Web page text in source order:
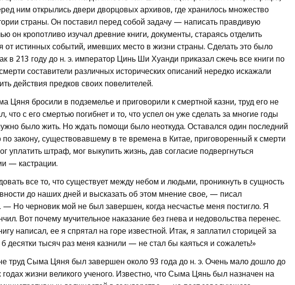
ним открылись двери дворцовых архивов, где хранилось множество
страны. Он поставил перед собой задачу — написать правдивую
он кропотливо изучал древние книги, документы, стараясь отделить
истинных событий, имевших место в жизни страны. Сделать это было
в 213 году до н. э. император Цинь Ши Хуанди приказал сжечь все книги по
составители различных исторических описаний нередко искажали
действия предков своих повелителей.
Цяня бросили в подземелье и приговорили к смертной казни, труд его не
с его смертью погибнет и то, что успел он уже сделать за многие годы
было жить. Но ждать помощи было неоткуда. Оставался один последний
закону, существовавшему в те времена в Китае, приговоренный к смерти
уплатить штраф, мог выкупить жизнь, дав согласие подвергнуться
— кастрации.
все то, что существует между небом и людьми, проникнуть в сущность
до наших дней и высказать об этом мнение свое, — писал
Но черновик мой не был завершен, когда несчастье меня постигло. Я
Вот почему мучительное наказание без гнева и недовольства перенес.
написал, ее я спрятал на горе известной. Итак, я заплатил сторицей за
десятки тысяч раз меня казнили — не стал бы каяться и сожалеть!»
труд Сыма Цяня был завершен около 93 года до н. э. Очень мало дошло до
жизни великого ученого. Известно, что Сыма Цянь был назначен на